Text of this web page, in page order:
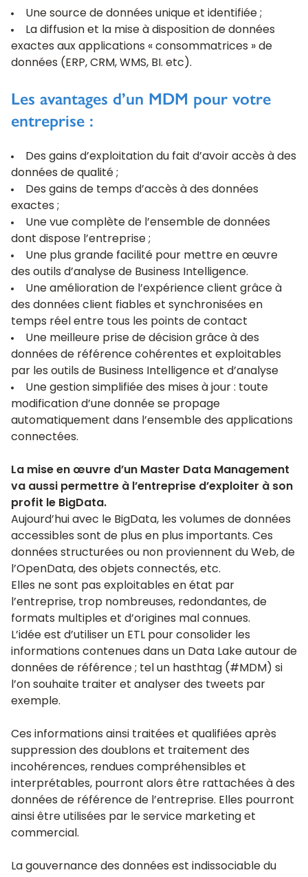
Une source de données unique et identifiée ;
La diffusion et la mise à disposition de données
exactes aux applications « consommatrices » de
données (ERP, CRM, WMS, BI. etc).
Les avantages d’un MDM pour votre
entreprise :
Des gains d’exploitation du fait d’avoir accès à des
données de qualité ;
Des gains de temps d’accès à des données
exactes ;
Une vue complète de l’ensemble de données
dont dispose l’entreprise ;
Une plus grande facilité pour mettre en œuvre
des outils d’analyse de Business Intelligence.
Une amélioration de l’expérience client grâce à
des données client fiables et synchronisées en
temps réel entre tous les points de contact
Une meilleure prise de décision grâce à des
données de référence cohérentes et exploitables
par les outils de Business Intelligence et d’analyse
Une gestion simplifiée des mises à jour : toute
modification d’une donnée se propage
automatiquement dans l’ensemble des applications
connectées.
La mise en œuvre d’un Master Data Management
va aussi permettre à l’entreprise d’exploiter à son
profit le BigData.
Aujourd’hui avec le BigData, les volumes de données
accessibles sont de plus en plus importants. Ces
données structurées ou non proviennent du Web, de
l’OpenData, des objets connectés, etc.
Elles ne sont pas exploitables en état par
l’entreprise, trop nombreuses, redondantes, de
formats multiples et d’origines mal connues.
L’idée est d’utiliser un ETL pour consolider les
informations contenues dans un Data Lake autour de
données de référence ; tel un hasthtag (#MDM) si
l’on souhaite traiter et analyser des tweets par
exemple.
Ces informations ainsi traitées et qualifiées après
suppression des doublons et traitement des
incohérences, rendues compréhensibles et
interprétables, pourront alors être rattachées à des
données de référence de l’entreprise. Elles pourront
ainsi être utilisées par le service marketing et
commercial.
La gouvernance des données est indissociable du